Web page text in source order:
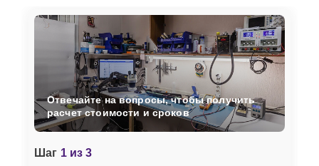
Шаг 1 из 3
Отвечайте на вопросы, чтобы получить
расчет стоимости и сроков